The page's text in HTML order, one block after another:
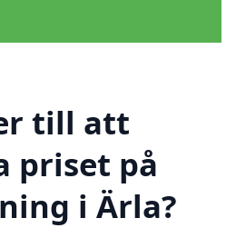
till att
priset på
i Ärla?